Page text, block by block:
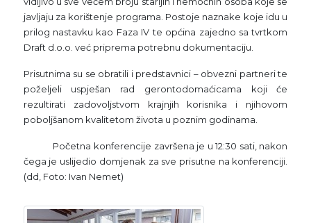
javljaju za korištenje programa. Postoje naznake koje idu u
prilog nastavku kao Faza IV te općina zajedno sa tvrtkom
Draft d.o.o. već priprema potrebnu dokumentaciju.
Prisutnima su se obratili i predstavnici – obvezni partneri te
poželjeli uspješan rad gerontodomaćicama koji će
rezultirati zadovoljstvom krajnjih korisnika i njihovom
poboljšanom kvalitetom života u poznim godinama.
Početna konferencije završena je u 12:30 sati, nakon
čega je uslijedio domjenak za sve prisutne na konferenciji.
(dd, Foto: Ivan Nemet)